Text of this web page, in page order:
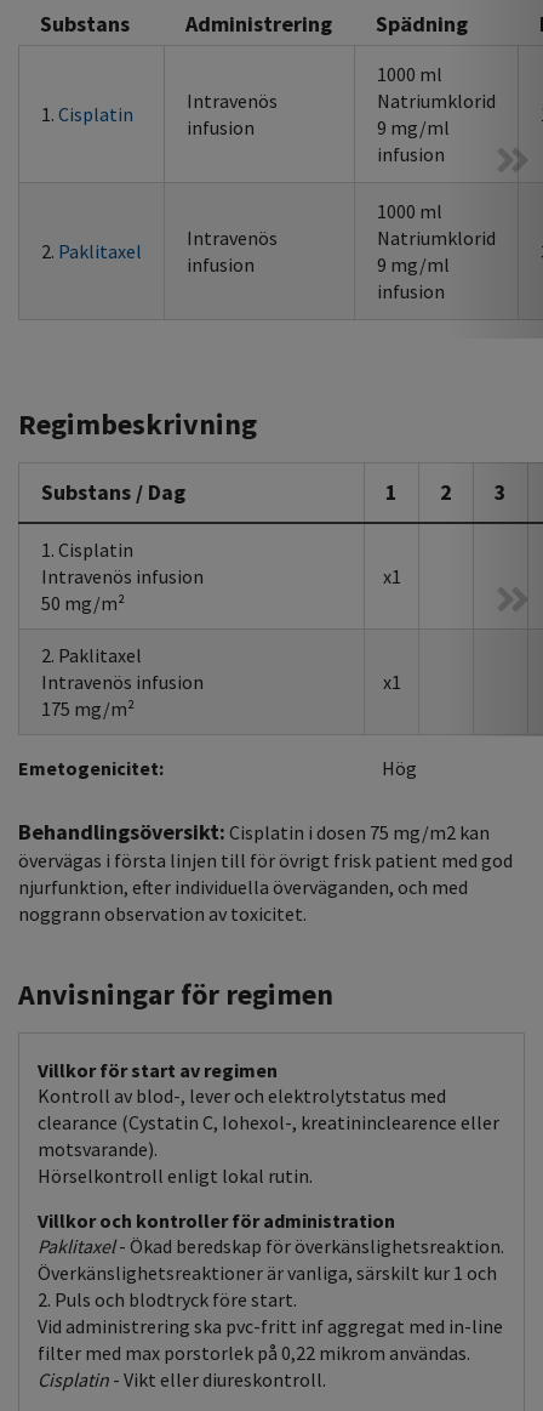
Substans Administrering Spädning
1. Cisplatin
Intravenös
infusion
1000 ml
Natriumklorid
9 mg/ml
infusion
2. Paklitaxel
Intravenös
infusion
1000 ml
Natriumklorid
9 mg/ml
infusion
Regimbeskrivning
Substans / Dag 1 2 3
1. Cisplatin
Intravenös infusion
50 mg/m²
x1
2. Paklitaxel
Intravenös infusion
175 mg/m²
x1
Emetogenicitet: Hög
Behandlingsöversikt: Cisplatin i dosen 75 mg/m2 kan
övervägas i första linjen till för övrigt frisk patient med god
njurfunktion, efter individuella överväganden, och med
noggrann observation av toxicitet.
Anvisningar för regimen
Villkor för start av regimen
Kontroll av blod-, lever och elektrolytstatus med
clearance (Cystatin C, Iohexol-, kreatininclearence eller
motsvarande).
Hörselkontroll enligt lokal rutin.
Villkor och kontroller för administration
Paklitaxel- Ökad beredskap för överkänslighetsreaktion.
Överkänslighetsreaktioner är vanliga, särskilt kur 1 och
2. Puls och blodtryck före start.
Vid administrering ska pvc-fritt inf aggregat med in-line
filter med max porstorlek på 0,22 mikrom användas.
Cisplatin - Vikt eller diureskontroll.